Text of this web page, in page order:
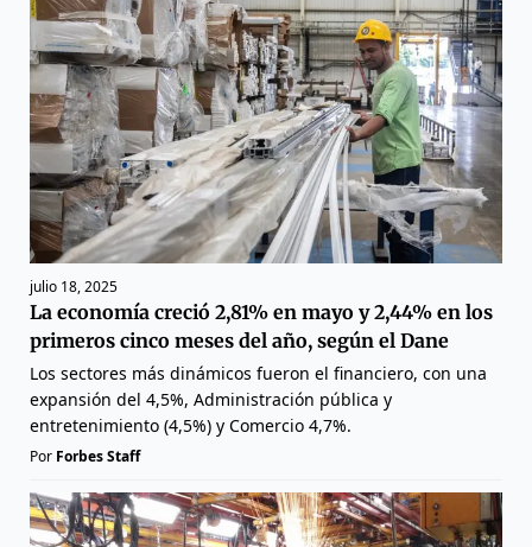
julio 18, 2025
La economía creció 2,81% en mayo y 2,44% en los
primeros cinco meses del año, según el Dane
Los sectores más dinámicos fueron el financiero, con una
expansión del 4,5%, Administración pública y
entretenimiento (4,5%) y Comercio 4,7%.
Por Forbes Staff